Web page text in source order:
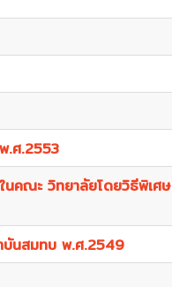
ารให้บริการ
.ศ.2553
นคณะ วิทยาลัยโดยวิธีพิเศษ
บันสมทบ พ.ศ.2549